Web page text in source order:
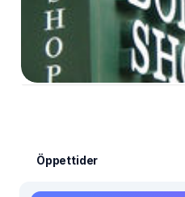
Öppettider